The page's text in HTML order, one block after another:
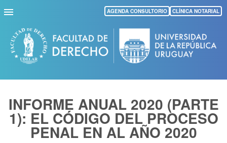
Pasar
al
contenido
principal
AGENDA CONSULTORIO CLÍNICA NOTARIAL
INFORME ANUAL 2020 (PARTE
1): EL CÓDIGO DEL PROCESO
PENAL EN AL AÑO 2020